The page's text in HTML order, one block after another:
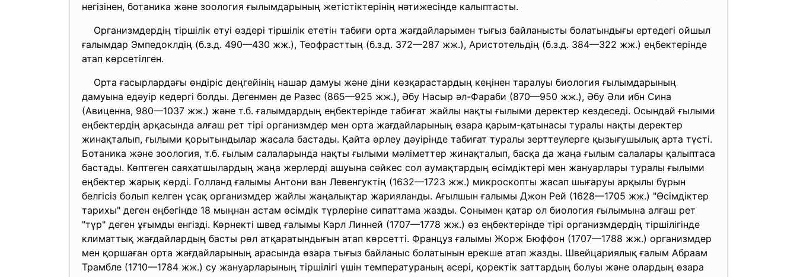
негізінен, ботаника және зоология ғылымдарының жетістіктерінің нәтижесінде калыптасты.
Организмдердің тіршілік етуі өздері тіршілік ететін табиғи орта жағдайларымен тығыз байланысты болатындығы ертедегі ойшыл
ғалымдар Эмпедоклдің (б.з.д. 490—430 жж.), Теофрасттың (б.з.д. 372—287 жж.), Аристотельдің (б.з.д. 384—322 жж.) еңбектерінде
атап көрсетілген.
Орта ғасырлардағы өндіріс деңгейінің нашар дамуы және діни көзқарастардың кеңінен таралуы биология ғылымдарының
дамуына едәуір кедергі болды. Дегенмен де Разес (865—925 жж.), Әбу Насыр әл-Фараби (870—950 жж.), Әбу Әли ибн Сина
(Авиценна, 980—1037 жж.) және т.б. ғалымдардың еңбектерінде табиғат жайлы нақты ғылыми деректер кездеседі. Осындай ғылыми
еңбектердің арқасында алғаш рет тірі организмдер мен орта жағдайларының өзара қарым-қатынасы туралы нақты деректер
жинақталып, ғылыми қорытындылар жасала бастады. Қайта өрлеу дәуірінде табиғат туралы зерттеулерге қызығушылық арта түсті.
Ботаника және зоология, т.б. ғылым салаларында нақты ғылыми мәліметтер жинақталып, басқа да жаңа ғылым салалары қалыптаса
бастады. Көптеген саяхатшылардың жаңа жерлерді ашуына сәйкес сол аумақтардың өсімдіктері мен жануарлары туралы ғылыми
еңбектер жарық көрді. Голланд ғалымы Антони ван Левенгуктің (1632—1723 жж.) микроскопты жасап шығаруы арқылы бұрын
белгісіз болып келген ұсақ организмдер жайлы жаңалықтар жарияланды. Ағылшын ғалымы Джон Рей (1628—1705 жж.) "Өсімдіктер
тарихы" деген еңбегінде 18 мыңнан астам өсімдік түрлеріне сипаттама жазды. Сонымен қатар ол биология ғылымына алғаш рет
"түр" деген ұғымды енгізді. Көрнекті швед ғалымы Карл Линней (1707—1778 жж.) өз еңбектерінде тірі организмдердің тіршілігінде
климаттық жағдайлардың басты рөл атқаратындығын атап көрсетті. Француз ғалымы Жорж Бюффон (1707—1788 жж.) организмдер
мен қоршаған орта жағдайларының арасында өзара тығыз байланыс болатынын ерекше атап жазды. Швейцариялық ғалым Абраам
Трамбле (1710—1784 жж.) су жануарларының тіршілігі үшін температураның әсері, қоректік заттардың болуы және олардың өзара